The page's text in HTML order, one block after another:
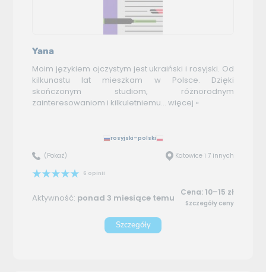
Yana
Moim językiem ojczystym jest ukraiński i rosyjski. Od
kilkunastu lat mieszkam w Polsce. Dzięki
skończonym studiom, różnorodnym
zainteresowaniom i kilkuletniemu... więcej »
rosyjski–polski
(Pokaż) Katowice i 7 innych
6 opinii
Aktywność: ponad 3 miesiące temu Cena: 10–15 zł
Szczegóły ceny
Szczegóły